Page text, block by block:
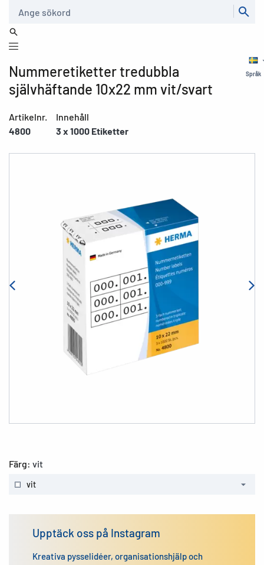
Språk
Nummeretiketter tredubbla
självhäftande 10x22 mm vit/svart
Artikelnr.
4800
Innehåll
3 x 1000 Etiketter
Färg: vit
vit
Upptäck oss på Instagram
Kreativa pysselidéer, organisationshjälp och